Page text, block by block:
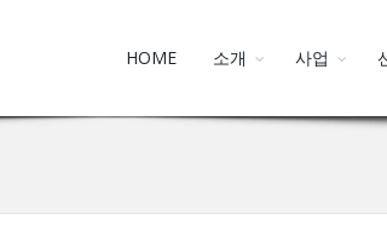
HOME 소개 사업